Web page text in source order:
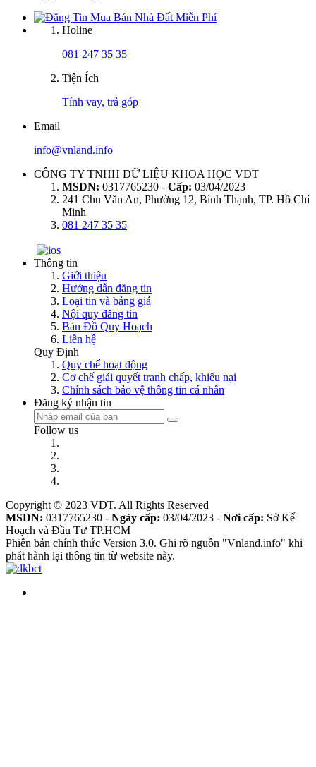
Holine
081 247 35 35
Tiện Ích
Tính vay, trả góp
Email
info@vnland.info
CÔNG TY TNHH DỮ LIỆU KHOA HỌC VDT
MSDN: 0317765230 - Cấp: 03/04/2023
241 Chu Văn An, Phường 12, Bình Thạnh, TP. Hồ Chí
Minh
081 247 35 35
Thông tin
Giới thiệu
Hướng dẫn đăng tin
Loại tin và bảng giá
Nội quy đăng tin
Bản Đồ Quy Hoạch
Liên hệ
Quy Định
Quy chế hoạt động
Cơ chế giải quyết tranh chấp, khiếu nại
Chính sách bảo vệ thông tin cá nhân
Đăng ký nhận tin
Follow us
Copyright © 2023 VDT. All Rights Reserved
MSDN: 0317765230 - Ngày cấp: 03/04/2023 - Nơi cấp: Sở Kế
Hoạch và Đầu Tư TP.HCM
Phiên bản chính thức Version 3.0. Ghi rõ nguồn "Vnland.info" khi
phát hành lại thông tin từ website này.